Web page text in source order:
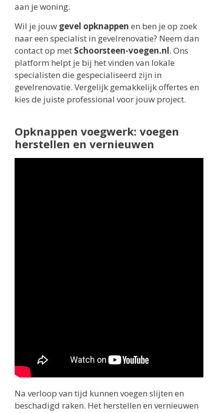
aan je woning.
Wil je jouw gevel opknappen en ben je op zoek
naar een specialist in gevelrenovatie? Neem dan
contact op met Schoorsteen-voegen.nl. Ons
platform helpt je bij het vinden van lokale
specialisten die gespecialiseerd zijn in
gevelrenovatie. Vergelijk gemakkelijk offertes en
kies de juiste professional voor jouw project.
Opknappen voegwerk: voegen
herstellen en vernieuwen
Na verloop van tijd kunnen voegen slijten en
beschadigd raken. Het herstellen en vernieuwen